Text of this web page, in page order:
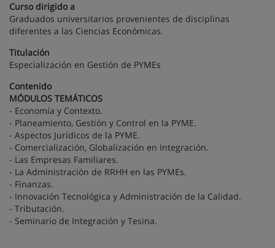
Curso dirigido a
Graduados universitarios provenientes de disciplinas
diferentes a las Ciencias Económicas.
Titulación
Especialización en Gestión de PYMEs
Contenido
MÓDULOS TEMÁTICOS
- Economía y Contexto.
- Planeamiento, Gestión y Control en la PYME.
- Aspectos Jurídicos de la PYME.
- Comercialización, Globalización en Integración.
- Las Empresas Familiares.
- La Administración de RRHH en las PYMEs.
- Finanzas.
- Innovación Tecnológica y Administración de la Calidad.
- Tributación.
- Seminario de Integración y Tesina.